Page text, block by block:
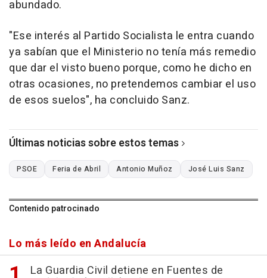
abundado.
"Ese interés al Partido Socialista le entra cuando
ya sabían que el Ministerio no tenía más remedio
que dar el visto bueno porque, como he dicho en
otras ocasiones, no pretendemos cambiar el uso
de esos suelos", ha concluido Sanz.
Últimas noticias sobre estos temas
PSOE Feria de Abril Antonio Muñoz José Luis Sanz
Contenido patrocinado
Lo más leído en Andalucía
La Guardia Civil detiene en Fuentes de